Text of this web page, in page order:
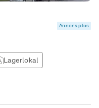
Annons plus
Lagerlokal